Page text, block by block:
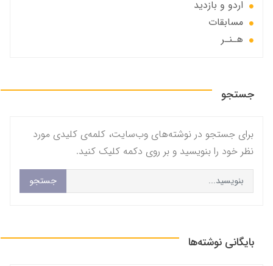
اردو و بازدید
مسابقات
هـنـر
جستجو
برای جستجو در نوشته‌های وب‌سایت، کلمه‌ی کلیدی مورد
نظر خود را بنویسید و بر روی دکمه کلیک کنید.
جستجو
بایگانی نوشته‌ها